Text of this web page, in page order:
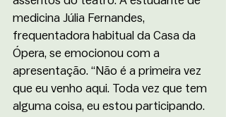
medicina Júlia Fernandes,
frequentadora habitual da Casa da
Ópera, se emocionou com a
apresentação. “Não é a primeira vez
que eu venho aqui. Toda vez que tem
alguma coisa, eu estou participando.